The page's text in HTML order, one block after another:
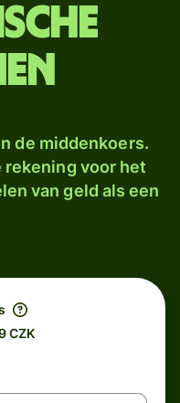
de middenkoers.
voor het
van geld als een
CZK